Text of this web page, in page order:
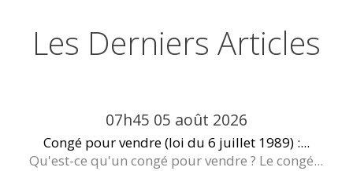
Les Derniers Articles
07h45 05 août 2026
Congé pour vendre (loi du 6 juillet 1989) :...
Qu'est-ce qu'un congé pour vendre ? Le congé...